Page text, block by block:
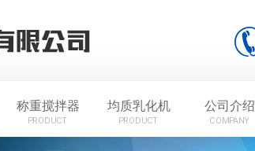
称重搅拌器
PRODUCT
均质乳化机
PRODUCT
公司介绍
COMPANY